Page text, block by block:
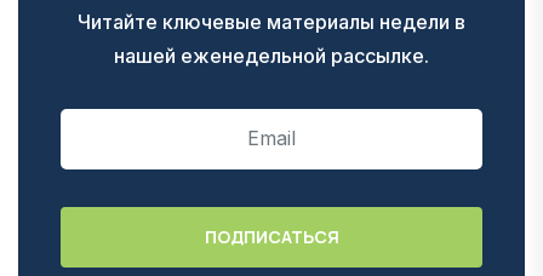
Читайте ключевые материалы недели в
нашей еженедельной рассылке.